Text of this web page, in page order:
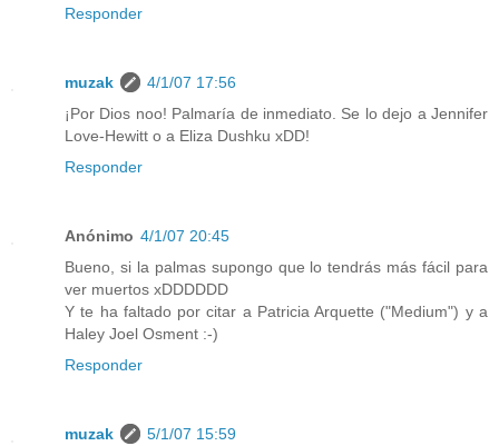
Responder
muzak
4/1/07 17:56
¡Por Dios noo! Palmaría de inmediato. Se lo dejo a Jennifer
Love-Hewitt o a Eliza Dushku xDD!
Responder
Anónimo 4/1/07 20:45
Bueno, si la palmas supongo que lo tendrás más fácil para
ver muertos xDDDDDD
Y te ha faltado por citar a Patricia Arquette ("Medium") y a
Haley Joel Osment :-)
Responder
muzak 5/1/07 15:59